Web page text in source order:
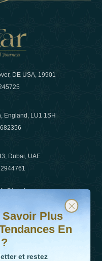
DE USA, 19901
England, LU1 1SH
Dubai, UAE
les dernières
et restez informé
Savoir Plus
En
et restez